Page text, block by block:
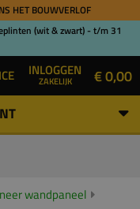
HET BOUWVERLOF
(wit & zwart) - t/m 31
INLOGGEN
ZAKELIJK € 0,00
wandpaneel